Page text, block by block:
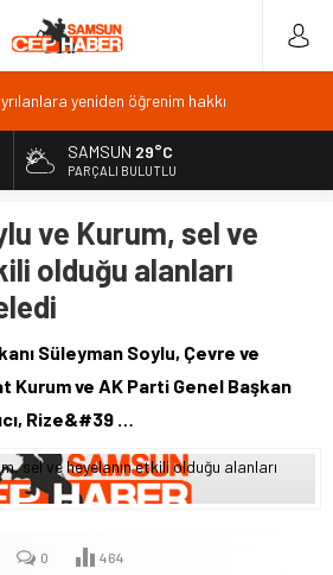
yeniden öğrenim hakkı
73 bin 386’ya yükseldi
bakım ve güvenlik için yeni düzenleme
SAMSUN 29°C
PARÇALI BULUTLU
ve Kurum, sel ve
olduğu alanları
Süleyman Soylu, Çevre ve
Kurum ve AK Parti Genel Başkan
Rize&#39 …
0 464